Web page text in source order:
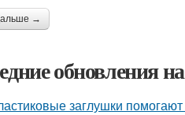
→
обновления
заглушки